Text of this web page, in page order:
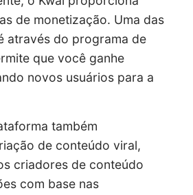
de monetização. Uma das
através do programa de
que você ganhe
novos usuários para a
também
de conteúdo viral,
criadores de conteúdo
com base nas